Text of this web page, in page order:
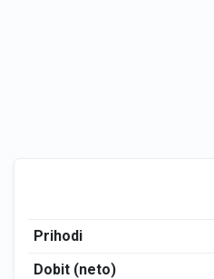
Prihodi
Dobit (neto)